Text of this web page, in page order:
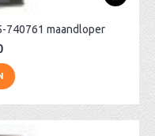
740761 maandloper